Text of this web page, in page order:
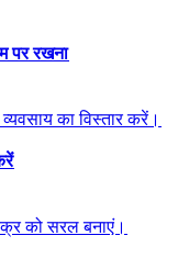
पर रखना​​
का विस्तार करें।​​
को सरल बनाएं।​​